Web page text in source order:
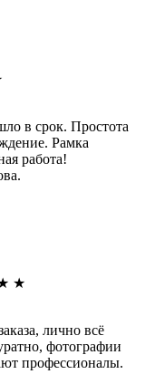
в срок. Простота
Рамка
работа!
★
лично всё
фотографии
профессионалы.